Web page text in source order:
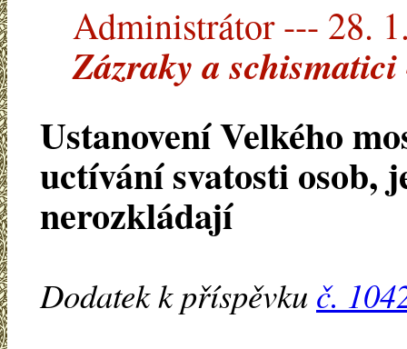
Administrátor --- 28.
Zázraky a
Ustanovení Velkého
uctívání svatosti osob,
nerozkládají
Dodatek k příspěvku č.